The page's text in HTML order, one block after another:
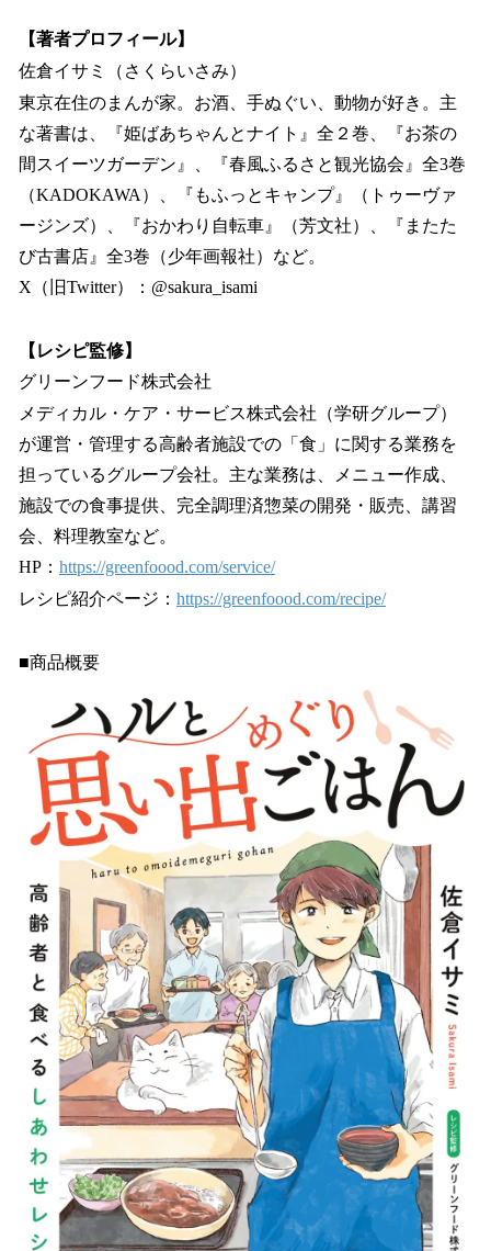
【著者プロフィール】
佐倉イサミ（さくらいさみ）
東京在住のまんが家。お酒、手ぬぐい、動物が好き。主
な著書は、『姫ばあちゃんとナイト』全２巻、『お茶の
間スイーツガーデン』、『春風ふるさと観光協会』全3巻
（KADOKAWA）、『もふっとキャンプ』（トゥーヴァ
ージンズ）、『おかわり自転車』（芳文社）、『またた
び古書店』全3巻（少年画報社）など。
X（旧Twitter）：@sakura_isami
【レシピ監修】
グリーンフード株式会社
メディカル・ケア・サービス株式会社（学研グループ）
が運営・管理する高齢者施設での「食」に関する業務を
担っているグループ会社。主な業務は、メニュー作成、
施設での食事提供、完全調理済惣菜の開発・販売、講習
会、料理教室など。
HP： https://greenfoood.com/service/
レシピ紹介ページ： https://greenfoood.com/recipe/
■商品概要